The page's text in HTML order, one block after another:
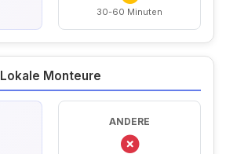
30-60 Minuten
Lokale Monteure
ANDERE